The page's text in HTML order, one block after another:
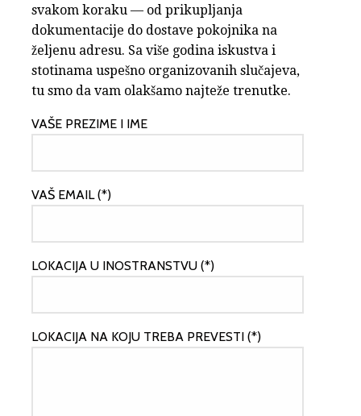
svakom koraku — od prikupljanja
dokumentacije do dostave pokojnika na
željenu adresu. Sa više godina iskustva i
stotinama uspešno organizovanih slučajeva,
tu smo da vam olakšamo najteže trenutke.
VAŠE PREZIME I IME
VAŠ EMAIL (*)
LOKACIJA U INOSTRANSTVU (*)
LOKACIJA NA KOJU TREBA PREVESTI (*)